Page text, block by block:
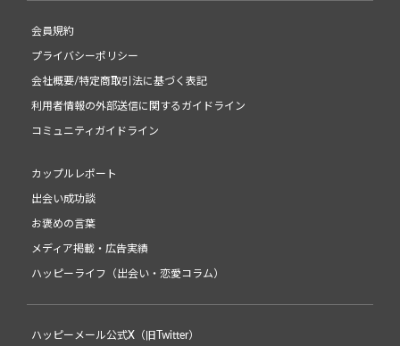
会員規約
プライバシーポリシー
会社概要/特定商取引法に基づく表記
利用者情報の外部送信に関するガイドライン
コミュニティガイドライン
カップルレポート
出会い成功談
お褒めの言葉
メディア掲載・広告実績
ハッピーライフ（出会い・恋愛コラム）
ハッピーメール公式X（旧Twitter）